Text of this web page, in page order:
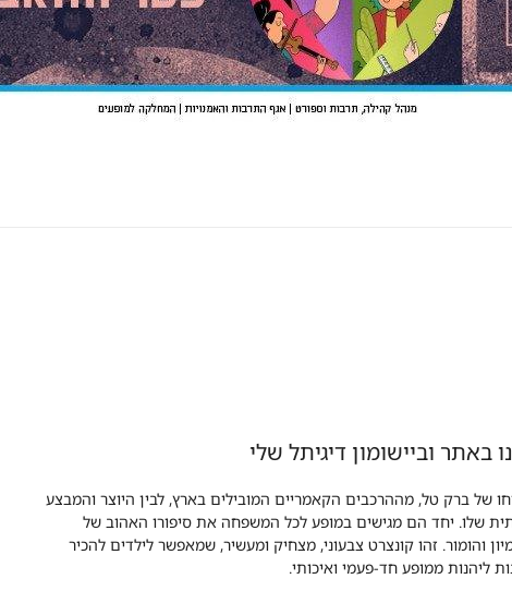
וביישומון דיגיתל שלי
של ברק טל, מההרכבים הקאמריים המובילים בארץ, לבין היוצר והמבצע
שלו. יחד הם מגישים במופע לכל המשפחה את סיפורו האהוב של
והומור. זהו קונצרט צבעוני, מצחיק ומעשיר, שמאפשר לילדים להכיר
ליהנות ממופע חד-פעמי ואיכותי.